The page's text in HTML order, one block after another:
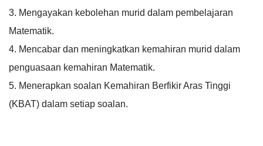
3. Mengayakan kebolehan murid dalam pembelajaran
Matematik.
4. Mencabar dan meningkatkan kemahiran murid dalam
penguasaan kemahiran Matematik.
5. Menerapkan soalan Kemahiran Berfikir Aras Tinggi
(KBAT) dalam setiap soalan.